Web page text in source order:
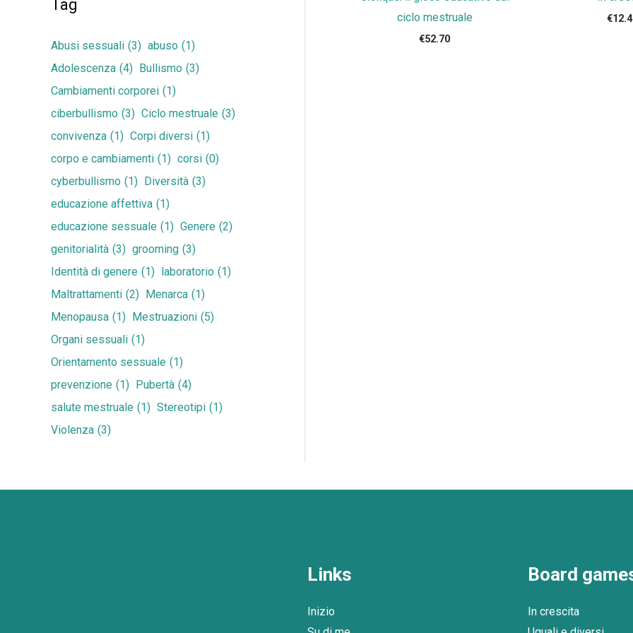
Tag
Abusi sessuali (3) abuso (1)
Adolescenza (4) Bullismo (3)
Cambiamenti corporei (1)
ciberbullismo (3) Ciclo mestruale (3)
convivenza (1) Corpi diversi (1)
corpo e cambiamenti (1) corsi (0)
cyberbullismo (1) Diversità (3)
educazione affettiva (1)
educazione sessuale (1) Genere (2)
genitorialità (3) grooming (3)
Identità di genere (1) laboratorio (1)
Maltrattamenti (2) Menarca (1)
Menopausa (1) Mestruazioni (5)
Organi sessuali (1)
Orientamento sessuale (1)
prevenzione (1) Pubertà (4)
salute mestruale (1) Stereotipi (1)
Violenza (3)
ciclo mestruale
€52.70
€
Links
Inizio
Board
In crescita